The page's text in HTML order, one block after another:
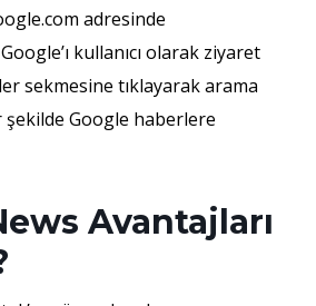
adresinde
kullanıcı olarak ziyaret
sekmesine tıklayarak arama
şekilde Google haberlere
Avantajları